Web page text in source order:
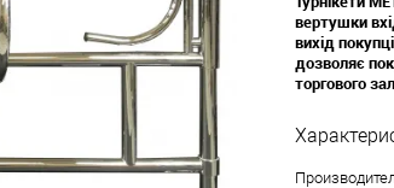
вертушки
вихід
дозволяє
торгового